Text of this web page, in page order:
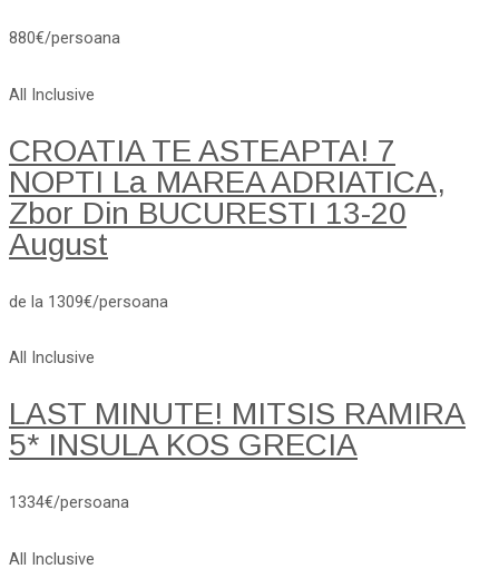
880€/persoana
All Inclusive
CROATIA TE ASTEAPTA! 7
NOPTI La MAREA ADRIATICA,
Zbor Din BUCURESTI 13-20
August
de la 1309€/persoana
All Inclusive
LAST MINUTE! MITSIS RAMIRA
5* INSULA KOS GRECIA
1334€/persoana
All Inclusive